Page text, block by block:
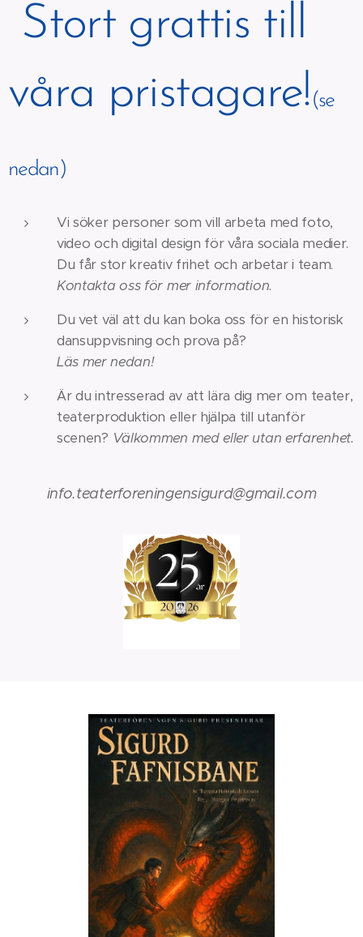
Stort grattis till
våra pristagare!(se
nedan)
Vi söker personer som vill arbeta med foto,
video och digital design för våra sociala medier.
Du får stor kreativ frihet och arbetar i team.
Kontakta oss för mer information.
Du vet väl att du kan boka oss för en historisk
dansuppvisning och prova på?
Läs mer nedan!
Är du intresserad av att lära dig mer om teater,
teaterproduktion eller hjälpa till utanför
scenen? Välkommen med eller utan erfarenhet.
info.teaterforeningensigurd@gmail.com